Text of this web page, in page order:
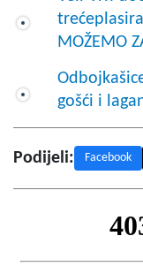
MOŽEMO
gošći i
Podijeli: Facebook